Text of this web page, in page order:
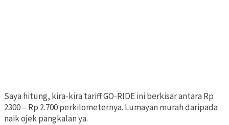
Saya hitung, kira-kira tariff GO-RIDE ini berkisar antara Rp
2300 – Rp 2.700 perkilometernya. Lumayan murah daripada
naik ojek pangkalan ya.